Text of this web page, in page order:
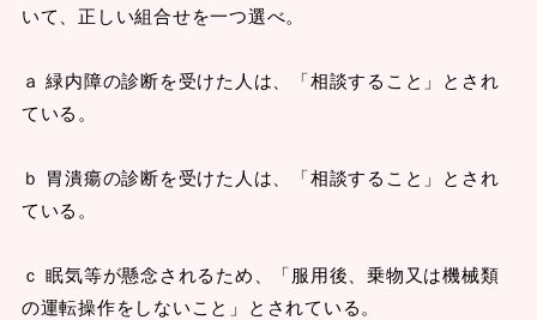
いて、正しい組合せを一つ選べ。
ａ 緑内障の診断を受けた人は、「相談すること」とされ
ている。
ｂ 胃潰瘍の診断を受けた人は、「相談すること」とされ
ている。
ｃ 眠気等が懸念されるため、「服用後、乗物又は機械類
の運転操作をしないこと」とされている。